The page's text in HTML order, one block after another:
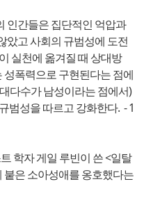
인간들은 집단적인 억압과
았고 사회의 규범성에 도전
실천에 옮겨질 때 상대방
폭력으로 구현된다는 점에
다수가 남성이라는 점에서)
범성을 따르고 강화한다. - 1
학자 게일 루빈이 쓴 <일탈
은 소아성애를 옹호했다는